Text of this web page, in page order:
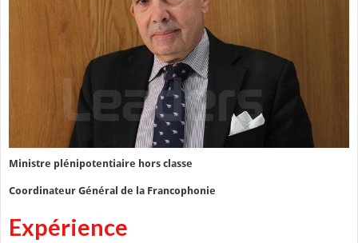
Ministre plénipotentiaire hors classe
Coordinateur Général de la Francophonie
Expérience